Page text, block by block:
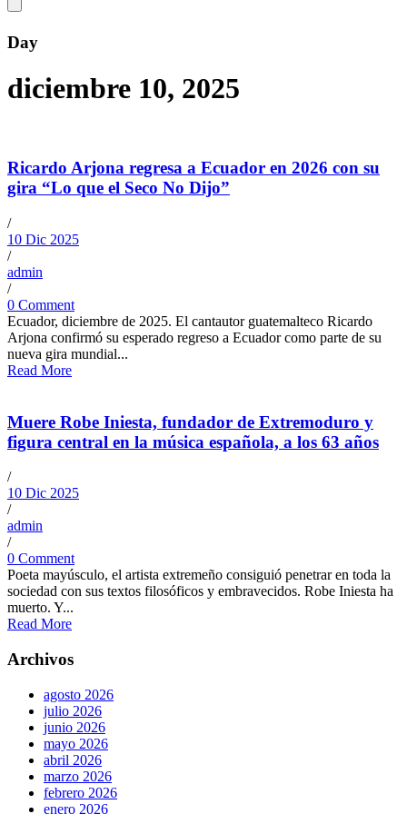
Day
diciembre 10, 2025
Ricardo Arjona regresa a Ecuador en 2026 con su
gira “Lo que el Seco No Dijo”
/
10 Dic 2025
/
admin
/
0 Comment
Ecuador, diciembre de 2025. El cantautor guatemalteco Ricardo
Arjona confirmó su esperado regreso a Ecuador como parte de su
nueva gira mundial...
Read More
Muere Robe Iniesta, fundador de Extremoduro y
figura central en la música española, a los 63 años
/
10 Dic 2025
/
admin
/
0 Comment
Poeta mayúsculo, el artista extremeño consiguió penetrar en toda la
sociedad con sus textos filosóficos y embravecidos. Robe Iniesta ha
muerto. Y...
Read More
Archivos
agosto 2026
julio 2026
junio 2026
mayo 2026
abril 2026
marzo 2026
febrero 2026
enero 2026